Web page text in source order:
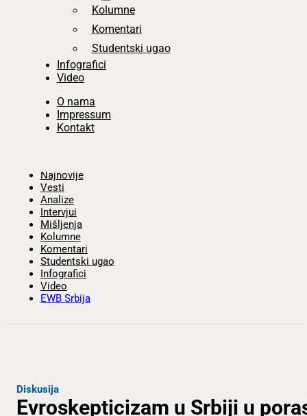
Kolumne
Komentari
Studentski ugao
Infografici
Video
O nama
Impressum
Kontakt
Najnovije
Vesti
Analize
Intervjui
Mišljenja
Kolumne
Komentari
Studentski ugao
Infografici
Video
EWB Srbija
Diskusija
Evroskepticizam u Srbiji u